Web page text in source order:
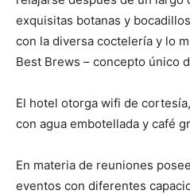
exquisitas botanas y
con la diversa coctelería y lo
Best Brews – concepto único
El hotel otorga wifi de
con agua embotellada y café
En materia de reuniones
eventos con diferentes